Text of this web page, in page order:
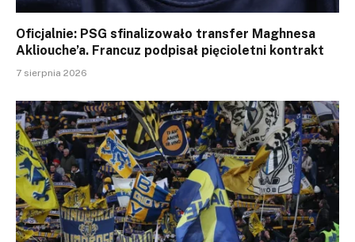
Oficjalnie: PSG sfinalizowało transfer Maghnesa
Akliouche’a. Francuz podpisał pięcioletni kontrakt
7 sierpnia 2026